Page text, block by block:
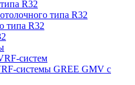
R32
типа R32
типа R32
систем
системы GREE GMV с